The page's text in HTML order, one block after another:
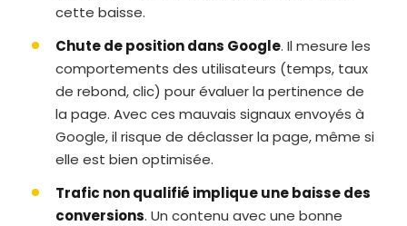
cette baisse.
Chute de position dans Google. Il mesure les
comportements des utilisateurs (temps, taux
de rebond, clic) pour évaluer la pertinence de
la page. Avec ces mauvais signaux envoyés à
Google, il risque de déclasser la page, même si
elle est bien optimisée.
Trafic non qualifié implique une baisse des
conversions. Un contenu avec une bonne